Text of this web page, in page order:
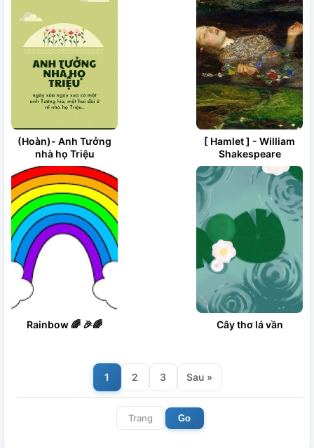
(Hoàn)- Anh Tưởng
nhà họ Triệu
[ Hamlet ] - William
Shakespeare
Rainbow 🌈 🎉🌈 Cây thơ lá vần
1 2 3 Sau »
Go